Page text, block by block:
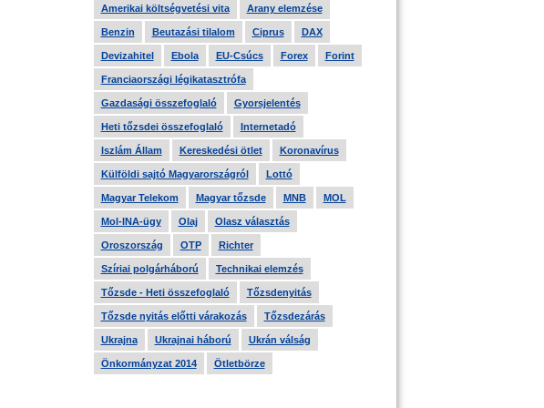
Amerikai költségvetési vita Arany elemzése
Benzin Beutazási tilalom Ciprus DAX
Devizahitel Ebola EU-Csúcs Forex Forint
Franciaországi légikatasztrófa
Gazdasági összefoglaló Gyorsjelentés
Heti tőzsdei összefoglaló Internetadó
Iszlám Állam Kereskedési ötlet Koronavírus
Külföldi sajtó Magyarországról Lottó
Magyar Telekom Magyar tőzsde MNB MOL
Mol-INA-ügy Olaj Olasz választás
Oroszország OTP Richter
Szíriai polgárháború Technikai elemzés
Tőzsde - Heti összefoglaló Tőzsdenyitás
Tőzsde nyitás előtti várakozás Tőzsdezárás
Ukrajna Ukrajnai háború Ukrán válság
Önkormányzat 2014 Ötletbörze